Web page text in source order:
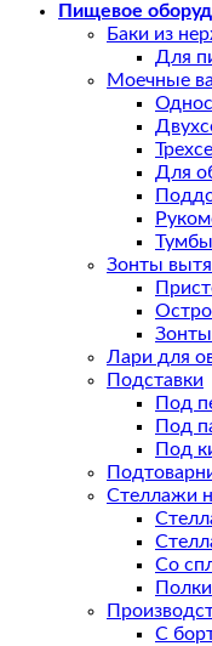
Пищевое
Баки из
Для
Моечные
Для
Зонты
Лари для
Подставки
Под
Под
Под
Стеллажи
Со
Полки
С